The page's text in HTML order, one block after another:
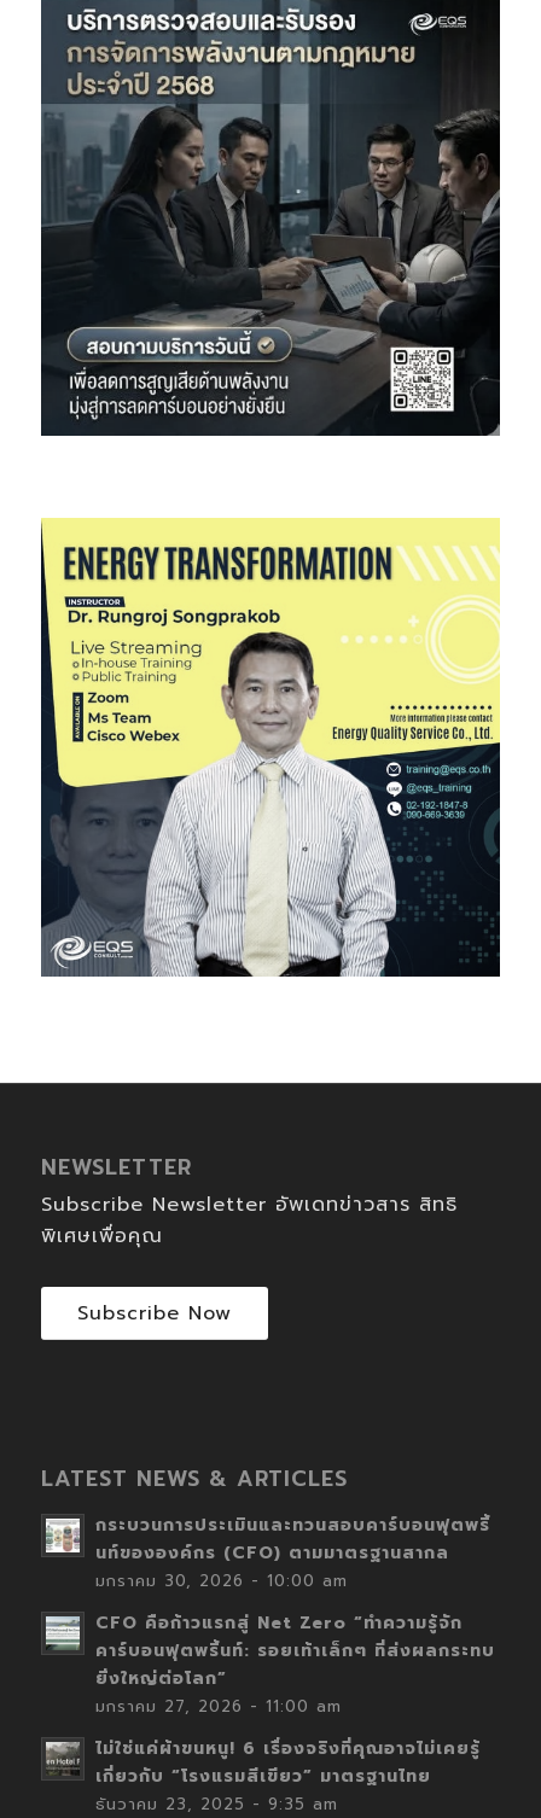
NEWSLETTER
Subscribe Newsletter อัพเดทข่าวสาร สิทธิ
พิเศษเพื่อคุณ
Subscribe Now
LATEST NEWS & ARTICLES
กระบวนการประเมินและทวนสอบคาร์บอนฟุตพริ้
นท์ขององค์กร (CFO) ตามมาตรฐานสากล
มกราคม 30, 2026 - 10:00 am
CFO คือก้าวแรกสู่ Net Zero “ทำความรู้จัก
คาร์บอนฟุตพริ้นท์: รอยเท้าเล็กๆ ที่ส่งผลกระทบ
ยิ่งใหญ่ต่อโลก”
มกราคม 27, 2026 - 11:00 am
ไม่ใช่แค่ผ้าขนหนู! 6 เรื่องจริงที่คุณอาจไม่เคยรู้
เกี่ยวกับ “โรงแรมสีเขียว” มาตรฐานไทย
ธันวาคม 23, 2025 - 9:35 am